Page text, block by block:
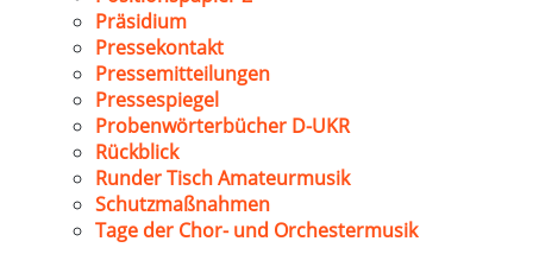
Präsidium
Pressekontakt
Pressemitteilungen
Pressespiegel
Probenwörterbücher D-UKR
Rückblick
Runder Tisch Amateurmusik
Schutzmaßnahmen
Tage der Chor- und Orchestermusik